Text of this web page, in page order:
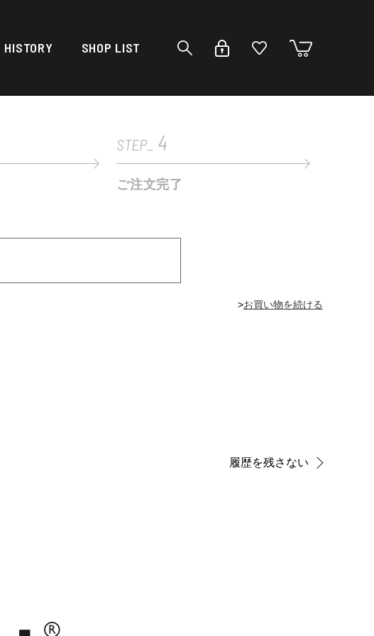
HISTORY SHOP LIST
STEP_ 4
ご注文完了
>
履歴を残さない